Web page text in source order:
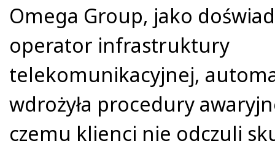
Omega Group, jako
operator infrastruktury
telekomunikacyjnej,
wdrożyła procedury
czemu klienci nie odczuli